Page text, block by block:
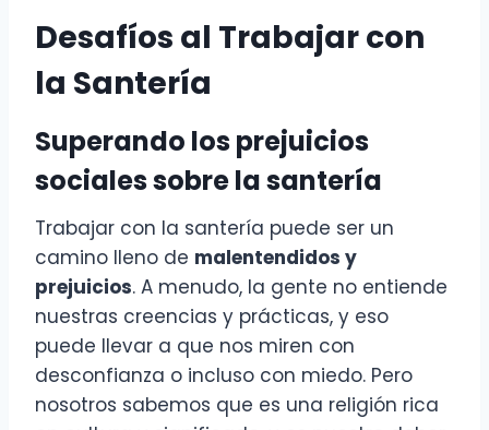
Desafíos al Trabajar con
la Santería
Superando los prejuicios
sociales sobre la santería
Trabajar con la santería puede ser un
camino lleno de malentendidos y
prejuicios. A menudo, la gente no entiende
nuestras creencias y prácticas, y eso
puede llevar a que nos miren con
desconfianza o incluso con miedo. Pero
nosotros sabemos que es una religión rica